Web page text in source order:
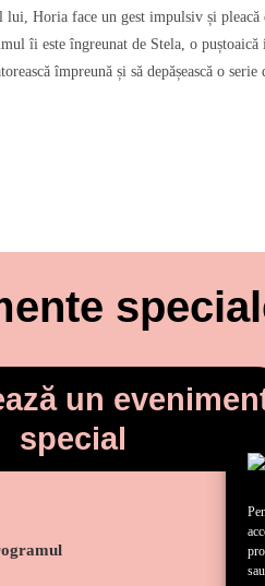
lui, Horia face un gest impulsiv și pleacă
îi este îngreunat de Stela, o
împreună și să depășească o serie
un
special